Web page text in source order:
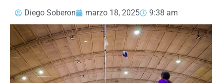
Diego Soberon
marzo 18, 2025 9:38 am